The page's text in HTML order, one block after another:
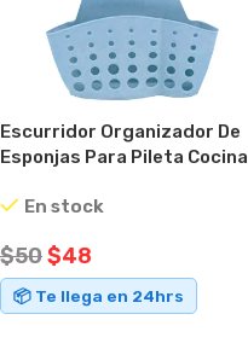
Escurridor Organizador De
Esponjas Para Pileta Cocina
En stock
$50$48
📦 Te llega en 24hrs